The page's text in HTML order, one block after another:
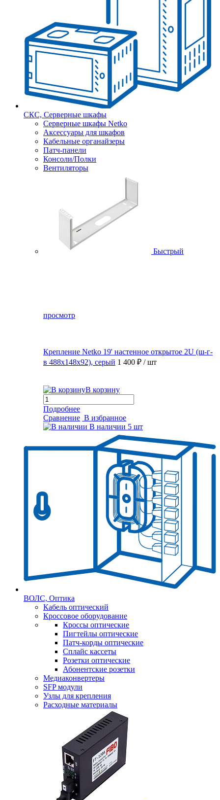
СКС, Серверные шкафы
Серверные шкафы Netko
Аксессуары для шкафов
Кабельные органайзеры
Патч-панели
Консоли/Полки
Вентиляторы
Быстрый
просмотр
Крепление Netko 19' настенное открытое 2U (ш-г-
в 488х148х92), серый 1 400 ₽ / шт
В корзину
Подробнее
Сравнение В избранное
В наличии 5 шт
ВОЛС, Оптика
Кабель оптический
Кроссовое оборудование
Кроссы оптические
Пигтейлы оптические
Патч-корды оптические
Сплайс кассеты
Розетки оптические
Абонентские розетки
Медиаконвертеры
SFP модули
Узлы для крепления
Расходные материалы